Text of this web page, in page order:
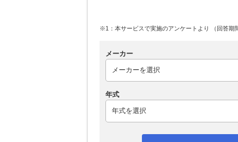
※1：本サービスで実施のアンケートより （回答期
メーカー
年式